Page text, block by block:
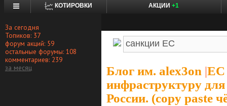
КОТИРОВКИ АКЦИИ +1
За сегодня
Топиков: 37
форум акций: 59
остальные форумы: 108
комментариев: 239
за месяц
Блог им. alex3on |ЕС
инфраструктуру
России. (copy paste